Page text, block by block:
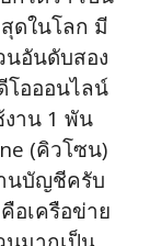
ดในโลก มี
อันดับสอง
โอออนไลน์
าน 1 พัน
(คิวโซน)
นบัญชีครับ
อเครือข่าย